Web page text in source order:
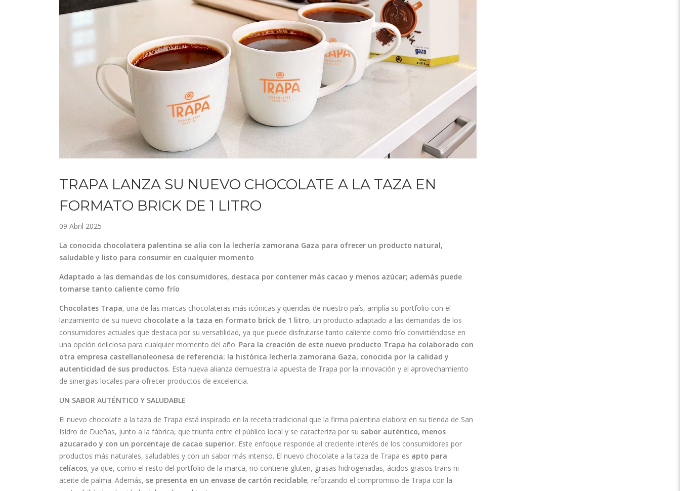
TRAPA LANZA SU NUEVO CHOCOLATE A LA TAZA EN
FORMATO BRICK DE 1 LITRO
09 Abril 2025
La conocida chocolatera palentina se alía con la lechería zamorana Gaza para ofrecer un producto natural,
saludable y listo para consumir en cualquier momento
Adaptado a las demandas de los consumidores, destaca por contener más cacao y menos azúcar; además puede
tomarse tanto caliente como frío
Chocolates Trapa, una de las marcas chocolateras más icónicas y queridas de nuestro país, amplía su portfolio con el
lanzamiento de su nuevo chocolate a la taza en formato brick de 1 litro, un producto adaptado a las demandas de los
consumidores actuales que destaca por su versatilidad, ya que puede disfrutarse tanto caliente como frío convirtiéndose en
una opción deliciosa para cualquier momento del año. Para la creación de este nuevo producto Trapa ha colaborado con
otra empresa castellanoleonesa de referencia: la histórica lechería zamorana Gaza, conocida por la calidad y
autenticidad de sus productos. Esta nueva alianza demuestra la apuesta de Trapa por la innovación y el aprovechamiento
de sinergias locales para ofrecer productos de excelencia.
UN SABOR AUTÉNTICO Y SALUDABLE
El nuevo chocolate a la taza de Trapa está inspirado en la receta tradicional que la firma palentina elabora en su tienda de San
Isidro de Dueñas, junto a la fábrica, que triunfa entre el público local y se caracteriza por su sabor auténtico, menos
azucarado y con un porcentaje de cacao superior. Este enfoque responde al creciente interés de los consumidores por
productos más naturales, saludables y con un sabor más intenso. El nuevo chocolate a la taza de Trapa es apto para
celíacos, ya que, como el resto del portfolio de la marca, no contiene gluten, grasas hidrogenadas, ácidos grasos trans ni
aceite de palma. Además, se presenta en un envase de cartón reciclable, reforzando el compromiso de Trapa con la